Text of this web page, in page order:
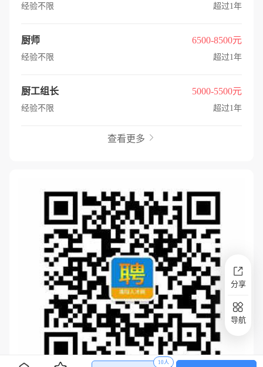
经验不限 超过1年
厨师 6500-8500元
经验不限 超过1年
厨工组长 5000-5500元
经验不限 超过1年
查看更多 
10人
分享
导航